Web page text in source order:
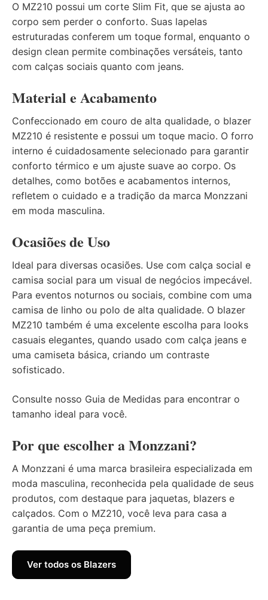
O MZ210 possui um corte Slim Fit, que se ajusta ao
corpo sem perder o conforto. Suas lapelas
estruturadas conferem um toque formal, enquanto o
design clean permite combinações versáteis, tanto
com calças sociais quanto com jeans.
Material e Acabamento
Confeccionado em couro de alta qualidade, o blazer
MZ210 é resistente e possui um toque macio. O forro
interno é cuidadosamente selecionado para garantir
conforto térmico e um ajuste suave ao corpo. Os
detalhes, como botões e acabamentos internos,
refletem o cuidado e a tradição da marca Monzzani
em moda masculina.
Ocasiões de Uso
Ideal para diversas ocasiões. Use com calça social e
camisa social para um visual de negócios impecável.
Para eventos noturnos ou sociais, combine com uma
camisa de linho ou polo de alta qualidade. O blazer
MZ210 também é uma excelente escolha para looks
casuais elegantes, quando usado com calça jeans e
uma camiseta básica, criando um contraste
sofisticado.
Consulte nosso Guia de Medidas para encontrar o
tamanho ideal para você.
Por que escolher a Monzzani?
A Monzzani é uma marca brasileira especializada em
moda masculina, reconhecida pela qualidade de seus
produtos, com destaque para jaquetas, blazers e
calçados. Com o MZ210, você leva para casa a
garantia de uma peça premium.
Ver todos os Blazers